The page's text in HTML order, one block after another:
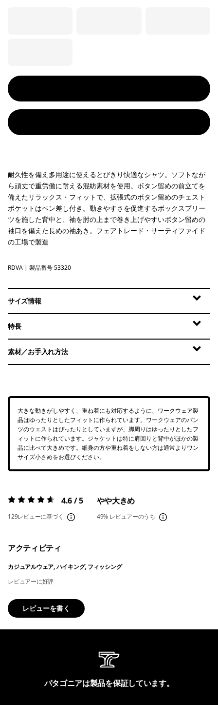
耐久性を備え多用途に使えるとびきり快適なシャツ。ソフトなが
ら頑丈で重労働に耐える混紡素材を使用。ボタン留めの前立てを
備えたリラックス・フィットで、拡張式のボタン留めのチェスト
ポケットはペン差し付き。動きやすさを促進するボックスプリー
ツを施した背中と、袖を肘の上まで巻き上げやすいボタン留めの
袖口を備えた長めの袖あき。フェアトレード・サーティファイド
の工場で製造
Redwoods: Dried Vanilla
RDVA | 製品番号 53320
サイズ情報
特長
素材／お手入れ方法
大きな動きがしやすく、重ね着にも対応するように、ワークウェア製
品はゆったりとしたフィットに作られています。ワークウェアのパン
ツのウエストはぴったりとしていますが、脚周りはゆったりとしたフ
ィットに作られています。ジャケットは特に肩回りと背中がほかの製
品に比べて大きめです。細身の方や重ね着をしない方は通常よりワン
サイズ小さめをお選びください。
評価:4.6 / 5 4.6 / 5
129レビューに基づく
やや大きめ
49% レビュアーのうち
アクティビティ
カジュアルウェア, ハイキング, フィッシング
レビュアーに好評
レビューを書く
パタゴニアは製品を保証しています。